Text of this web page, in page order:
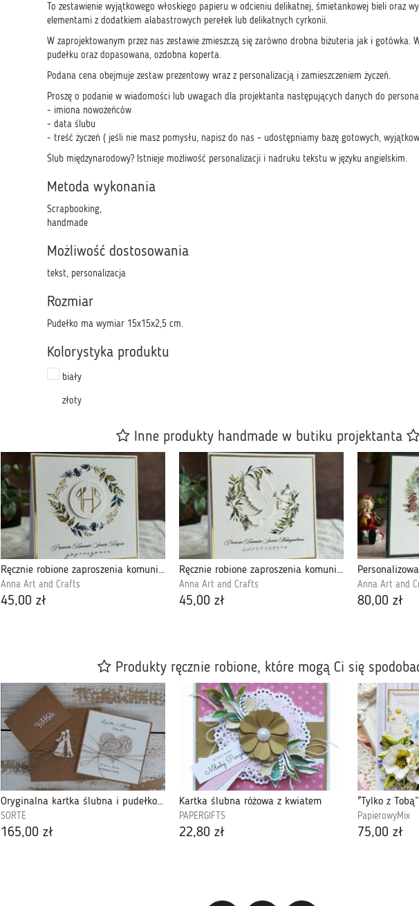
To zestawienie wyjątkowego włoskiego papieru w odcieniu delikatnej, śmietankowej bieli oraz
elementami z dodatkiem alabastrowych perełek lub delikatnych cyrkonii.
W zaprojektowanym przez nas zestawie zmieszczą się zarówno drobna biżuteria jak i
pudełku oraz dopasowana, ozdobna koperta.
Podana cena obejmuje zestaw prezentowy wraz z personalizacją i zamieszczeniem życzeń.
Proszę o podanie w wiadomości lub uwagach dla projektanta następujących danych do
- imiona nowożeńców
- data ślubu
- treść życzeń ( jeśli nie masz pomysłu, napisz do nas – udostępniamy bazę gotowych,
Ślub międzynarodowy? Istnieje możliwość personalizacji i nadruku tekstu w języku angielskim.
Metoda wykonania
Scrapbooking,
handmade
Możliwość dostosowania
tekst, personalizacja
Rozmiar
Pudełko ma wymiar 15x15x2,5 cm.
Kolorystyka produktu
biały
złoty
Inne produkty handmade w butiku projektanta
Ręcznie robione zaproszenia komunijne, 33D
Anna Art and Crafts
45,00 zł
Ręcznie robione zaproszenia komunijne, 4D
Anna Art and Crafts
45,00 zł
Anna Art and
80,00 zł
Produkty ręcznie robione, które mogą Ci się
Oryginalna kartka ślubna i pudełko, koperta
SORTE
165,00 zł
Kartka ślubna różowa z kwiatem
PAPERGIFTS
22,80 zł
PapierowyMix
75,00 zł